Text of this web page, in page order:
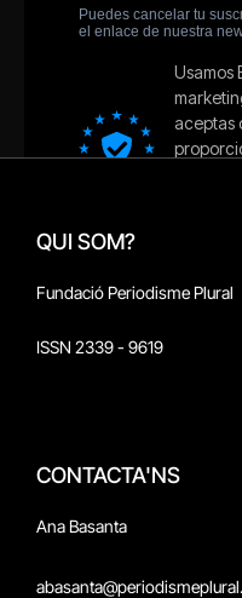
QUI SOM?
Fundació Periodisme Plural
ISSN 2339 - 9619
CONTACTA'NS
Ana Basanta